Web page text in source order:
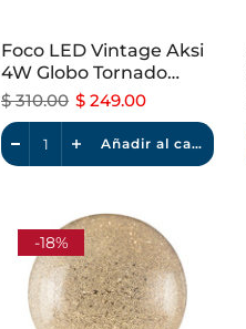
Foco LED Vintage Aksi
4W Globo Tornado
Dimeable Luz Cálida
$ 310.00 $ 249.00
Añadir al carrito
-18%